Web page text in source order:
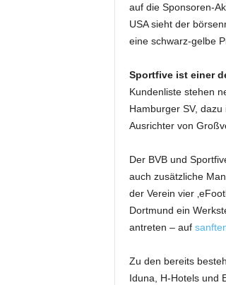
auf die Sponsoren-
USA sieht der
eine schwarz-gelbe
Sportfive ist einer
Kundenliste stehen
Hamburger SV,
Ausrichter von
Der BVB und
auch zusätzliche
der Verein vier
Dortmund ein
antreten – auf
Zu den bereits
Iduna, H-Hotels und